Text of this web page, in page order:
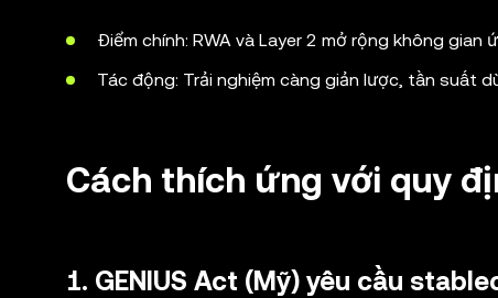
Điểm chính: RWA và Layer 2 mở rộng không gian
Tác động: Trải nghiệm càng giản lược, tần suất
Cách thích ứng với quy
1. GENIUS Act (Mỹ) yêu cầu